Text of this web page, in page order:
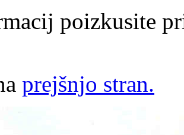
poizkusite
prejšnjo stran.